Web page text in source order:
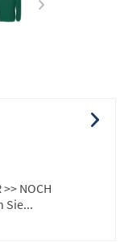
>> NOCH
Sie...